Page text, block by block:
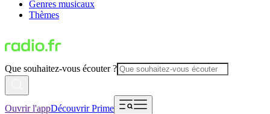
Genres musicaux
Thèmes
Que souhaitez-vous écouter ?
Ouvrir l'appDécouvrir Prime